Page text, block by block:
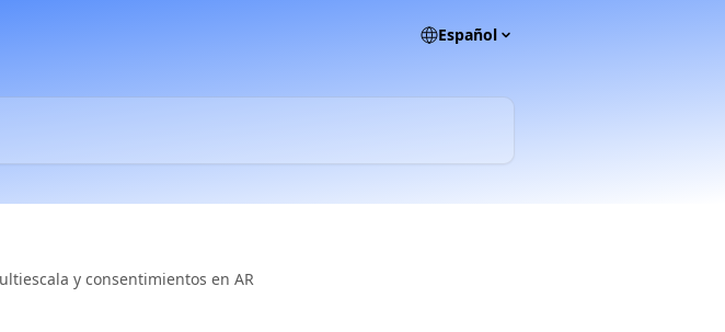
Español
y consentimientos en AR